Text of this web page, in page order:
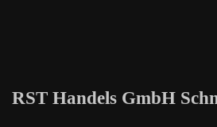
RST Handels GmbH